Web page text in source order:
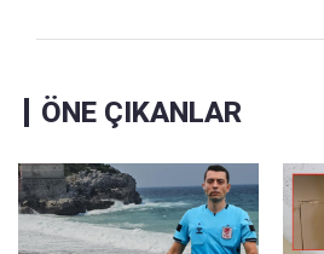
ÖNE ÇIKANLAR